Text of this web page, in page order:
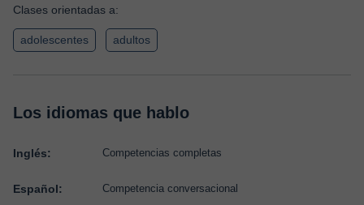
Clases orientadas a:
adolescentes adultos
Los idiomas que hablo
Inglés: Competencias completas
Español: Competencia conversacional